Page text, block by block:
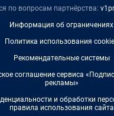
по вопросам партнёрства:
Информация об ограничениях
Политика использования
Рекомендательные системы
соглашение сервиса
рекламы»
и обработки
правила использования сайта